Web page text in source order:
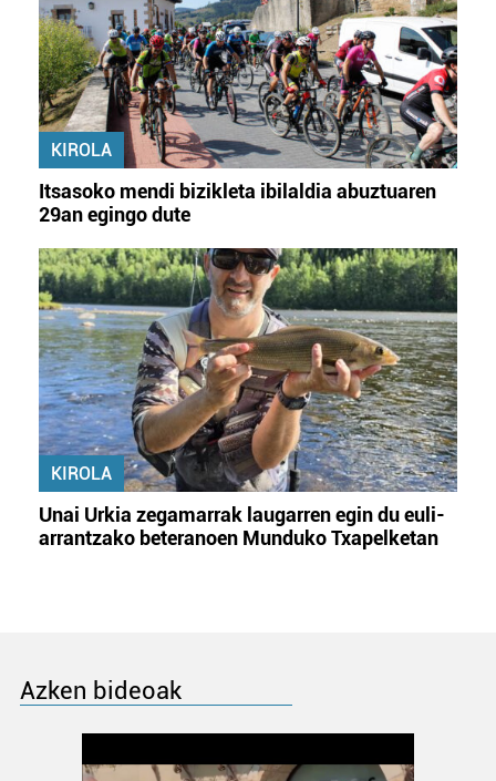
KIROLA
Itsasoko mendi bizikleta ibilaldia abuztuaren
29an egingo dute
KIROLA
Unai Urkia zegamarrak laugarren egin du euli-
arrantzako beteranoen Munduko Txapelketan
Azken bideoak